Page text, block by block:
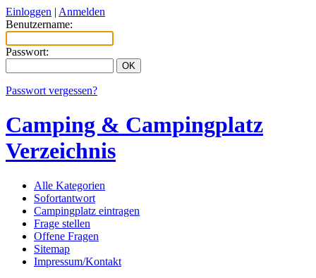
Einloggen | Anmelden
Benutzername:
Passwort:
Passwort vergessen?
Camping & Campingplatz
Verzeichnis
Alle Kategorien
Sofortantwort
Campingplatz eintragen
Frage stellen
Offene Fragen
Sitemap
Impressum/Kontakt